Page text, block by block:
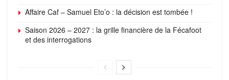
Affaire Caf – Samuel Eto’o : la décision est tombée !
Saison 2026 – 2027 : la grille financière de la Fécafoot
et des interrogations